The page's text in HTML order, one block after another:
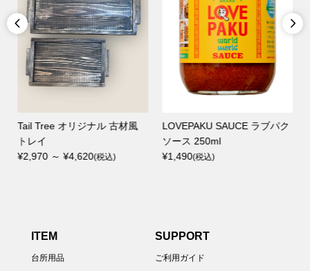

Tail Tree オリジナル 古材風
トレイ
¥2,970 ～ ¥4,620(税込)
LOVEPAKU SAUCE ラブパク
ソース 250ml
¥1,490(税込)

ITEM
台所用品
SUPPORT
ご利用ガイド